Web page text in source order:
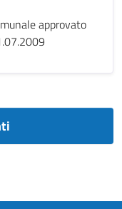
approvato